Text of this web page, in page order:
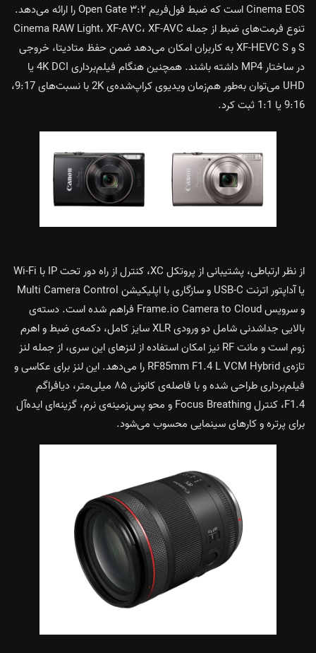
Cinema EOS است که ضبط فول‌فریم ۳:۲ Open Gate را ارائه می‌دهد.
تنوع فرمت‌های ضبط از جمله Cinema RAW Light، XF-AVC، XF-AVC
S و XF-HEVC S به کاربران امکان می‌دهد ضمن حفظ متادیتا، خروجی
در ساختار MP4 داشته باشند. همچنین هنگام فیلم‌برداری 4K DCI یا
UHD می‌توان به‌طور هم‌زمان ویدیوی کراپ‌شده‌ی 2K با نسبت‌های 9:17،
9:16 یا 1:1 ثبت کرد.
از نظر ارتباطی، پشتیبانی از پروتکل XC، کنترل از راه دور تحت IP با Wi-Fi
یا آداپتور اترنت USB-C و سازگاری با اپلیکیشن Multi Camera Control
و سرویس Frame.io Camera to Cloud فراهم شده است. دسته‌ی
بالایی جداشدنی شامل دو ورودی XLR سایز کامل، دکمه‌ی ضبط و اهرم
زوم است و مانت RF نیز امکان استفاده از لنزهای این سری، از جمله لنز
تازه‌ی RF85mm F1.4 L VCM Hybrid را می‌دهد. این لنز برای عکاسی و
فیلم‌برداری طراحی شده و با فاصله‌ی کانونی ۸۵ میلی‌متر، دیافراگم
F1.4، کنترل Focus Breathing و محو پس‌زمینه‌ی نرم، گزینه‌ای ایده‌آل
برای پرتره و کارهای سینمایی محسوب می‌شود.